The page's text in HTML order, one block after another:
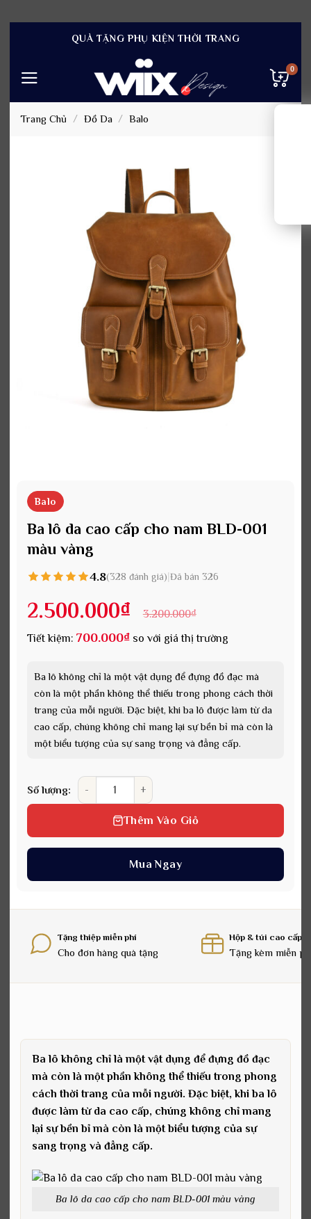
dung
QUÀ TẶNG PHỤ KIỆN THỜI TRANG
Trang Chủ / Đồ Da / Balo
Balo
Ba lô da cao cấp cho nam BLD-001
màu vàng
4.8(328 đánh giá)|Đã bán 326
2.500.000₫ 3.200.000₫
Tiết kiệm: 700.000₫so với giá thị trường
Ba lô không chỉ là một vật dụng để đựng đồ đạc mà
còn là một phần không thể thiếu trong phong cách thời
trang của mỗi người. Đặc biệt, khi ba lô được làm từ da
cao cấp, chúng không chỉ mang lại sự bền bỉ mà còn là
một biểu tượng của sự sang trọng và đẳng cấp.
Số lượng:
Ba lô da cao cấp cho nam BLD-001 màu vàng số
Thêm Vào Giỏ
Mua Ngay
Tặng thiệp miễn phí
Cho đơn hàng quà tặng
Hộp & túi cao cấp
Tặng kèm miễn
Ba lô không chỉ là một vật dụng để đựng đồ đạc
mà còn là một phần không thể thiếu trong phong
cách thời trang của mỗi người. Đặc biệt, khi ba lô
được làm từ da cao cấp, chúng không chỉ mang
lại sự bền bỉ mà còn là một biểu tượng của sự
sang trọng và đẳng cấp.
Ba lô da cao cấp cho nam BLD-001 màu vàng